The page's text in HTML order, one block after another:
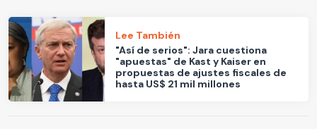
Lee También
"Así de serios": Jara cuestiona
"apuestas" de Kast y Kaiser en
propuestas de ajustes fiscales de
hasta US$ 21 mil millones